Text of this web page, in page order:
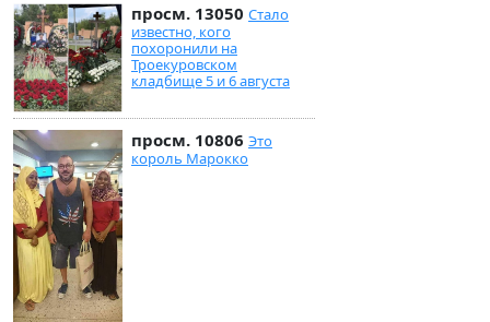
просм. 13050 Стало
известно, кого
похоронили на
Троекуровском
кладбище 5 и 6 августа
просм. 10806 Это
король Марокко